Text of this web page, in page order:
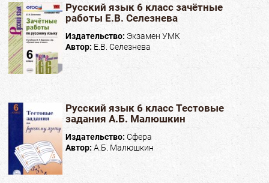
Русский язык 6 класс зачётные
работы Е.В. Селезнева
Издательство: Экзамен УМК
Автор: Е.В. Селезнева
Русский язык 6 класс Тестовые
задания А.Б. Малюшкин
Издательство: Сфера
Автор: А.Б. Малюшкин